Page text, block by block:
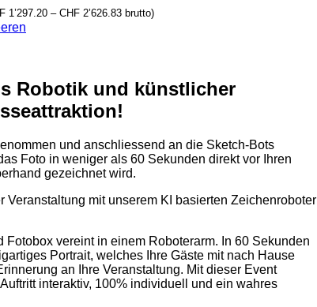
1’200.00
1’297.20 – CHF 2’626.83 brutto)
Robotik und künstlicher
und anschliessend an die Sketch-Bots
Foto in weniger als 60 Sekunden direkt vor Ihren
gezeichnet wird.
Veranstaltung mit unserem KI basierten Zeichenroboter
Fotobox vereint in einem Roboterarm. In 60 Sekunden
Portrait, welches Ihre Gäste mit nach Hause
an Ihre Veranstaltung. Mit dieser Event
interaktiv, 100% individuell und ein wahres